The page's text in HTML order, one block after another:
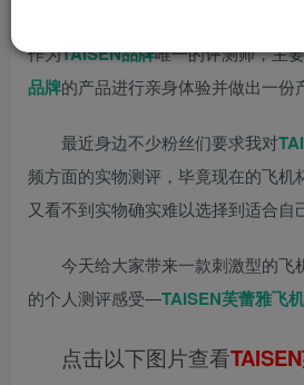
，认识阿B我
作为TAISEN品牌唯一的评测师，主
品牌的产品进行亲身体验并做出一份
最近身边不少粉丝们要求我对
频方面的实物测评，毕竟现在的飞机
又看不到实物确实难以选择到适合自
今天给大家带来一款刺激型的飞
的个人测评感受—TAISEN芙蕾雅飞
点击以下图片查看